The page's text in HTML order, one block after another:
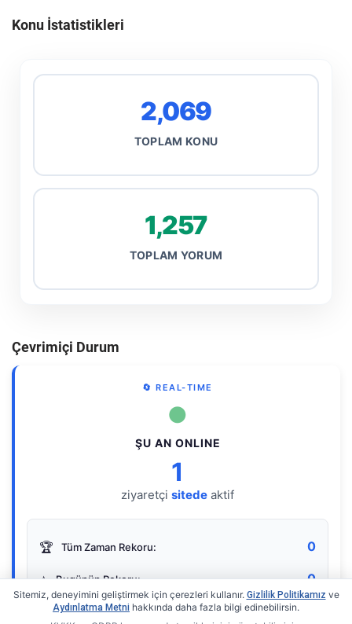
Konu İstatistikleri
2,069
TOPLAM KONU
1,257
TOPLAM YORUM
Çevrimiçi Durum
🔄 REAL-TIME
●
ŞU AN ONLINE
1
ziyaretçi sitede aktif
🏆 Tüm Zaman Rekoru: 0
⭐ Bugünün Rekoru: 0
Sitemiz, deneyimini geliştirmek için çerezleri kullanır. Gizlilik Politikamız ve
Aydınlatma Metni hakkında daha fazla bilgi edinebilirsin.